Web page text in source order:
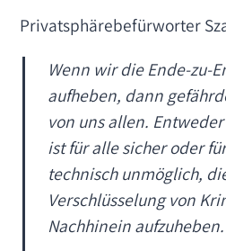
Privatsphärebefürworter
Wenn wir die Ende-zu-
aufheben, dann
von uns allen.
ist für alle sicher oder
technisch unmöglich,
Verschlüsselung von
Nachhinein aufzuheben.